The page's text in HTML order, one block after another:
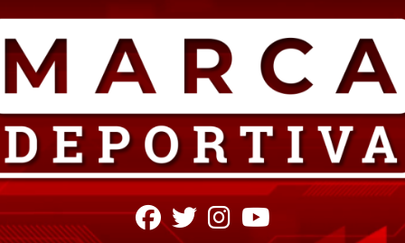
fab
fa-
fab
fa-
fab
fa-
fa-